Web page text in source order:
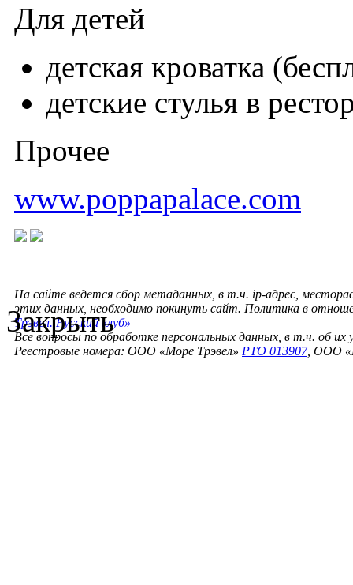
Для детей
детская кроватка
детские стулья в
Прочее
www.poppapalace.com
На сайте ведется сбор метаданных, в т.ч. ip-адрес,
этих данных, необходимо покинуть сайт. Политика в
Трэвел. Русский клуб»
Все вопросы по обработке персональных данных, в т.ч. об их
Реестровые номера: ООО «Море Трэвел» РТО 013907, ООО
Закрыть